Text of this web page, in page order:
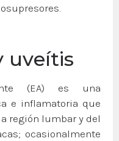
uveítis
(EA) es una
e inflamatoria que
región lumbar y del
ocasionalmente